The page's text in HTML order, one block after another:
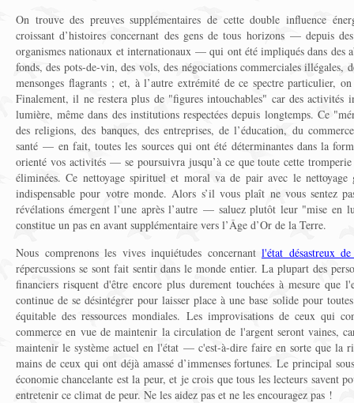
On trouve des preuves supplémentaires de cette double influence
croissant d’histoires concernant des gens de tous horizons — depuis
organismes nationaux et internationaux — qui ont été impliqués dans des
fonds, des pots-de-vin, des vols, des négociations commerciales illégales,
mensonges flagrants ; et, à l’autre extrémité de ce spectre particulier,
Finalement, il ne restera plus de "figures intouchables" car des activités
lumière, même dans des institutions respectées depuis longtemps. Ce
des religions, des banques, des entreprises, de l’éducation, du
santé — en fait, toutes les sources qui ont été déterminantes dans la
orienté vos activités — se poursuivra jusqu’à ce que toute cette
éliminées. Ce nettoyage spirituel et moral va de pair avec le
indispensable pour votre monde. Alors s’il vous plaît ne vous sentez
révélations émergent l’une après l’autre — saluez plutôt leur "mise en
constitue un pas en avant supplémentaire vers l’Âge d’Or de la Terre.
Nous comprenons les vives inquiétudes concernant l'état désastreux
répercussions se sont fait sentir dans le monde entier. La plupart des
financiers risquent d'être encore plus durement touchées à mesure que
continue de se désintégrer pour laisser place à une base solide pour
équitable des ressources mondiales. Les improvisations de ceux qui
commerce en vue de maintenir la circulation de l'argent seront vaines,
maintenir le système actuel en l'état — c'est-à-dire faire en sorte que la
mains de ceux qui ont déjà amassé d’immenses fortunes. Le principal
économie chancelante est la peur, et je crois que tous les lecteurs savent
entretenir ce climat de peur. Ne les aidez pas et ne les encouragez pas !